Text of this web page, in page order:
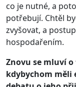
co je nutné, a
potřebují. Chtěl
zvyšovat, a
hospodařením.
Znovu se mluví
kdybychom měli